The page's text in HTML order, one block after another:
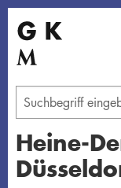
Direkt
zum
Inhalt
Geben
Sie
einen
Suchbegriff
Heine-